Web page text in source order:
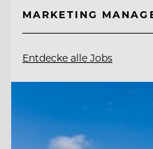
MARKETING
Entdecke alle Jobs